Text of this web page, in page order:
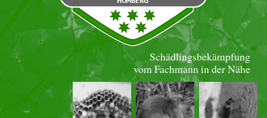
Schädlingsbekämpfung
vom Fachmann in der Nähe